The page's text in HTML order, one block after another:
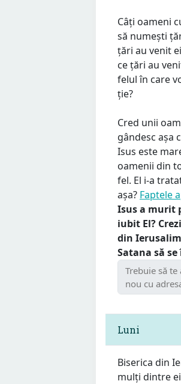
Câți oameni
să numești
țări au venit
ce țări au
felul în care
ție?
Cred unii
gândesc așa
Isus este
oamenii din
fel. El i-a
așa? Faptele
Isus a murit
iubit El?
din
Satana să
Luni
Biserica din
mulți dintre